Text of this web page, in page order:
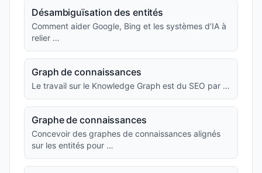
Désambiguïsation des entités
Comment aider Google, Bing et les systèmes d’IA à
relier …
Graph de connaissances
Le travail sur le Knowledge Graph est du SEO par …
Graphe de connaissances
Concevoir des graphes de connaissances alignés
sur les entités pour …